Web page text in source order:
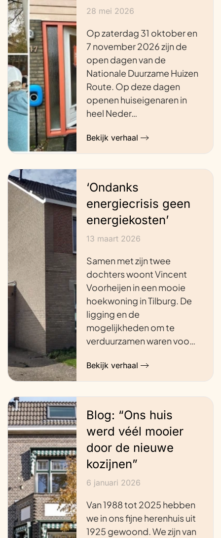
28 mei 2026
Op zaterdag 31 oktober en
7 november 2026 zijn de
open dagen van de
Nationale Duurzame Huizen
Route. Op deze dagen
openen huiseigenaren in
heel Neder…
Bekijk verhaal
‘Ondanks
energiecrisis geen
energiekosten’
13 maart 2026
Samen met zijn twee
dochters woont Vincent
Voorheijen in een mooie
hoekwoning in Tilburg. De
ligging en de
mogelijkheden om te
verduurzamen waren voo…
Bekijk verhaal
Blog: “Ons huis
werd véél mooier
door de nieuwe
kozijnen”
6 januari 2026
Van 1988 tot 2025 hebben
we in ons fijne herenhuis uit
1925 gewoond. We zijn van